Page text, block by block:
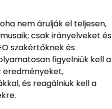
nem árulják el teljesen,
csak irányelveket és
szakértőknek és
figyelniük kell a
eredményeket,
és reagálniuk kell a